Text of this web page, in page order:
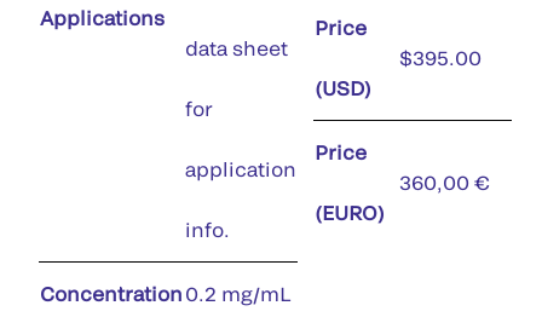
Applications
data sheet
for
application
info.
Concentration 0.2 mg/mL
Price
(USD)
$395.00
Price
(EURO)
360,00 €